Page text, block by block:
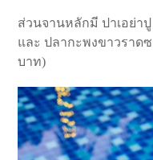
ส่วนจานหลักมี ปาเอย่าปู
และ ปลากะพงขาวราดซ
บาท)